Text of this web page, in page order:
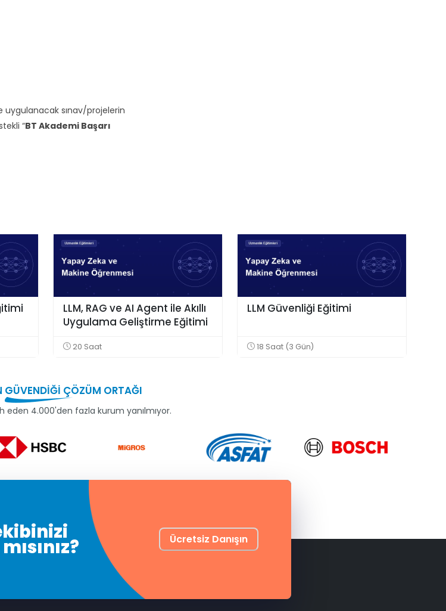
uygulanacak sınav/projelerin
“BT Akademi Başarı
LLM, RAG ve AI Agent ile Akıllı
Uygulama Geliştirme Eğitimi
20 Saat
LLM Güvenliği Eğitimi
18 Saat (3 Gün)
GÜVENDİĞİ ÇÖZÜM ORTAĞI
eden 4.000'den fazla kurum yanılmıyor.
Ücretsiz Danışın